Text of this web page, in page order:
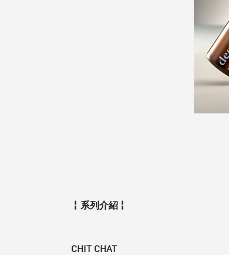
╏系列介紹╏
CHIT CHAT